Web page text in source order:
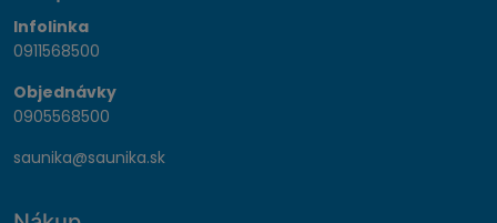
Infolinka
0911568500
Objednávky
0905568500
saunika@saunika.sk